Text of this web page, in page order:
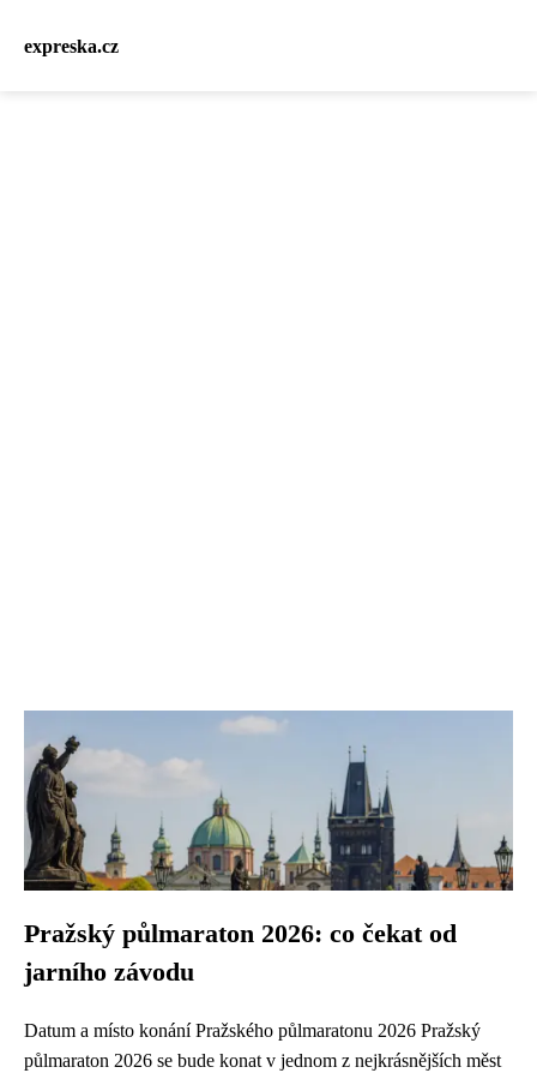
expreska.cz
Pražský půlmaraton 2026: co čekat od
jarního závodu
Datum a místo konání Pražského půlmaratonu 2026 Pražský
půlmaraton 2026 se bude konat v jednom z nejkrásnějších měst